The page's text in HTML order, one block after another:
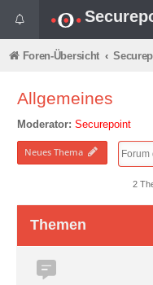
Foren-Übersicht
Allgemeines
Moderator: Securepoint
Neues Thema
2
Themen